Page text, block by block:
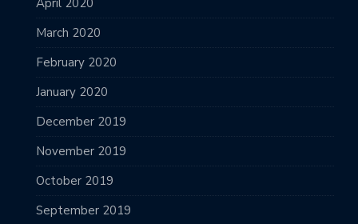
March 2020
February 2020
January 2020
December 2019
November 2019
October 2019
September 2019